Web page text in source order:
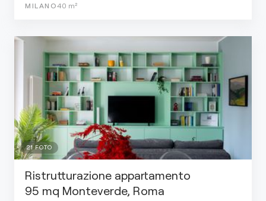
MILANO40 m²
21 FOTO
Ristrutturazione appartamento
95 mq Monteverde, Roma